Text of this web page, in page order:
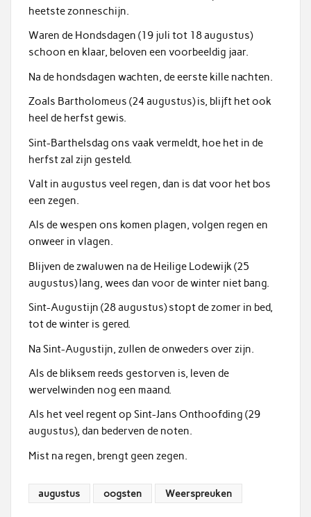
heetste zonneschijn.
Waren de Hondsdagen (19 juli tot 18 augustus)
schoon en klaar, beloven een voorbeeldig jaar.
Na de hondsdagen wachten, de eerste kille nachten.
Zoals Bartholomeus (24 augustus) is, blijft het ook
heel de herfst gewis.
Sint-Barthelsdag ons vaak vermeldt, hoe het in de
herfst zal zijn gesteld.
Valt in augustus veel regen, dan is dat voor het bos
een zegen.
Als de wespen ons komen plagen, volgen regen en
onweer in vlagen.
Blijven de zwaluwen na de Heilige Lodewijk (25
augustus) lang, wees dan voor de winter niet bang.
Sint-Augustijn (28 augustus) stopt de zomer in bed,
tot de winter is gered.
Na Sint-Augustijn, zullen de onweders over zijn.
Als de bliksem reeds gestorven is, leven de
wervelwinden nog een maand.
Als het veel regent op Sint-Jans Onthoofding (29
augustus), dan bederven de noten.
Mist na regen, brengt geen zegen.
augustus oogsten Weerspreuken